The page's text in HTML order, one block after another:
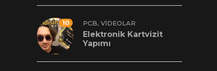
10 PCB, VIDEOLAR
Elektronik Kartvizit
Yapımı